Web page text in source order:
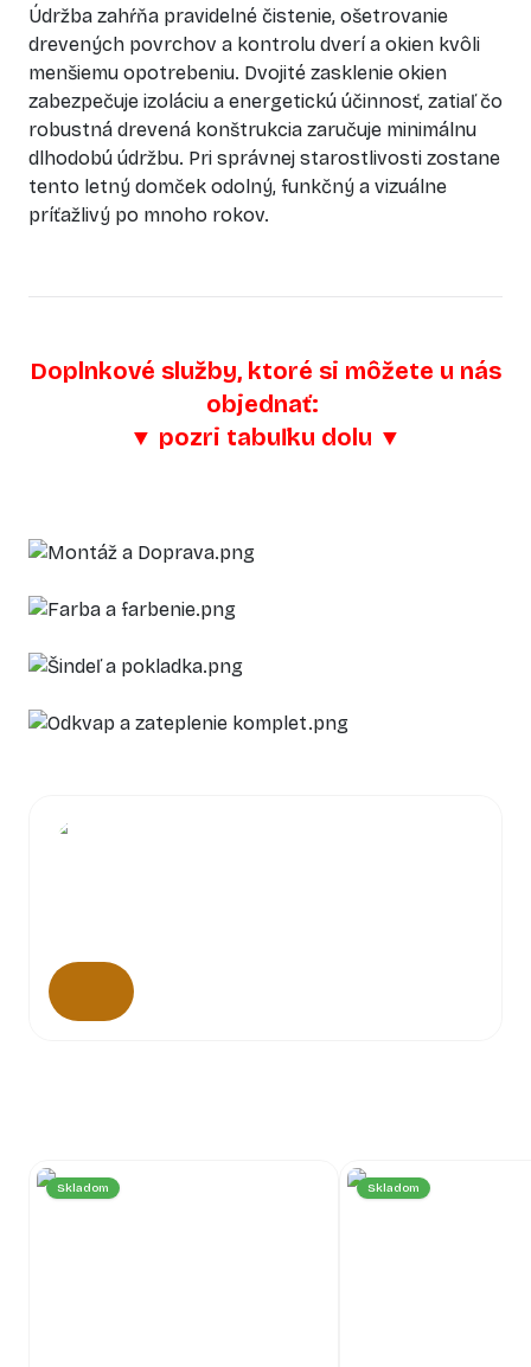
Údržba zahŕňa pravidelné čistenie, ošetrovanie
drevených povrchov a kontrolu dverí a okien kvôli
menšiemu opotrebeniu. Dvojité zasklenie okien
zabezpečuje izoláciu a energetickú účinnosť, zatiaľ čo
robustná drevená konštrukcia zaručuje minimálnu
dlhodobú údržbu. Pri správnej starostlivosti zostane
tento letný domček odolný, funkčný a vizuálne
príťažlivý po mnoho rokov.
Doplnkové služby, ktoré si môžete u nás
objednať:
▼ pozri tabuľku dolu ▼
Skladom Skladom